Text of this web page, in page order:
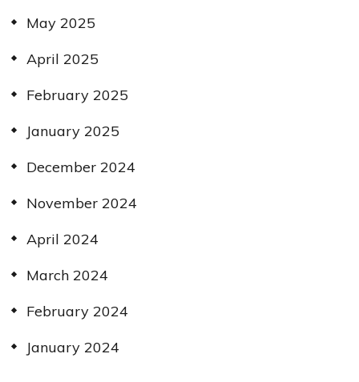
May 2025
April 2025
February 2025
January 2025
December 2024
November 2024
April 2024
March 2024
February 2024
January 2024